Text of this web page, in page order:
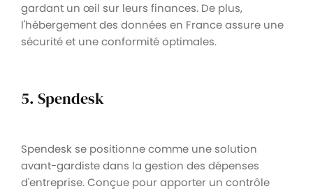
gardant un œil sur leurs finances. De plus,
l'hébergement des données en France assure une
sécurité et une conformité optimales.
5. Spendesk
Spendesk se positionne comme une solution
avant-gardiste dans la gestion des dépenses
d'entreprise. Conçue pour apporter un contrôle